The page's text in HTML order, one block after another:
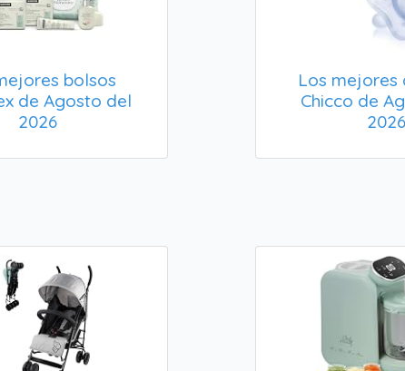
bolsos
de Agosto del
2026
Los mejores
Chicco de
2026